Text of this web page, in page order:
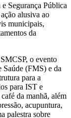
Segurança Pública
alusiva ao
municipais,
da
o evento
Saúde (FMS) e da
para a
para IST e
da manhã, além
acupuntura,
palestra sobre